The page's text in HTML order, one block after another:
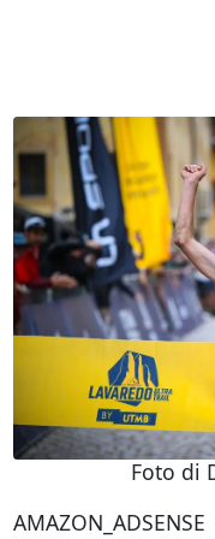
Foto di
AMAZON_ADSENSE